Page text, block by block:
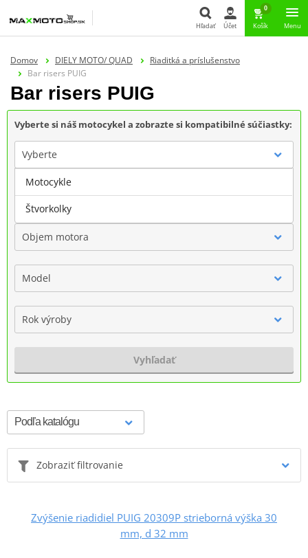
Hľadať Účet
0
Košík Menu
Domov DIELY MOTO/ QUAD
Riaditká a príslušenstvo
Bar risers PUIG
Bar risers PUIG
Vyberte si náš motocykel a zobrazte si kompatibilné súčiastky:
Vyberte
Značka
Objem motora
Model
Rok výroby
Vyhľadať
Zobraziť filtrovanie
Zvýšenie riadidiel PUIG 20309P strieborná výška 30
mm, d 32 mm
Motocykle
Štvorkolky